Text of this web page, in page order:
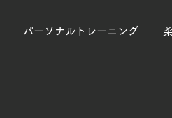
パーソナルトレーニング